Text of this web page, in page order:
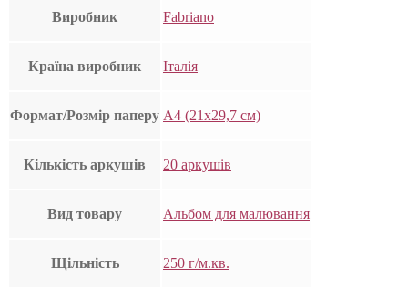
Виробник Fabriano
Країна виробник Італія
Формат/Розмір паперу А4 (21х29,7 см)
Кількість аркушів 20 аркушів
Вид товару Альбом для малювання
Щільність 250 г/м.кв.